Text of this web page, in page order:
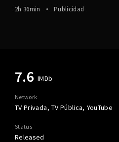
2h 36min Publicidad
7.6 IMDb
Network
TV Privada TV Pública YouTube
Status
Released